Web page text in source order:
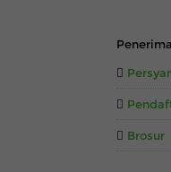
Brosur